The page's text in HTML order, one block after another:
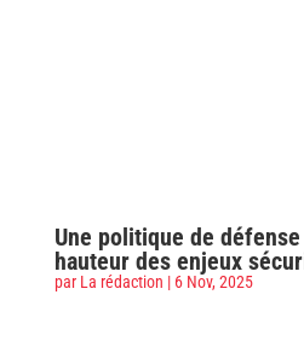
Une politique de
hauteur des enjeux
par La rédaction | 6 Nov, 2025